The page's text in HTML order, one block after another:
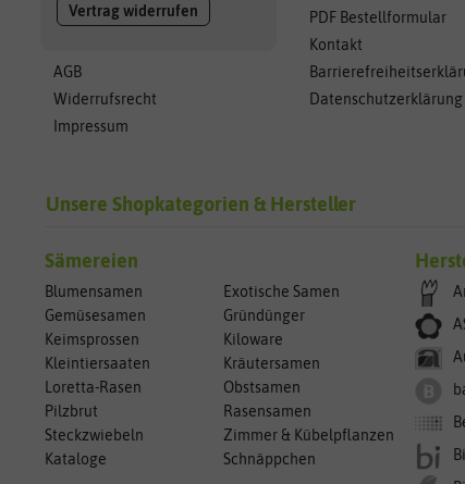
Vertrag widerrufen
AGB
Widerrufsrecht
Impressum
PDF Bestellformular
Kontakt
Datenschutzerklärung
Unsere Shopkategorien & Hersteller
Sämereien
Blumensamen
Exotische Samen
Gemüsesamen
Gründünger
Keimsprossen
Kiloware
Kleintiersaaten
Kräutersamen
Loretta-Rasen
Obstsamen
Pilzbrut
Rasensamen
Steckzwiebeln
Zimmer & Kübelpflanzen
Kataloge
Schnäppchen